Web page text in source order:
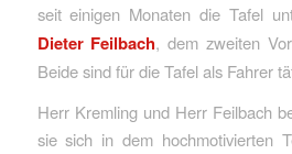
seit einigen Monaten die Tafel
Dieter Feilbach, dem zweiten
Beide sind für die Tafel als Fahrer
Herr Kremling und Herr Feilbach
sie sich in dem hochmotivierten